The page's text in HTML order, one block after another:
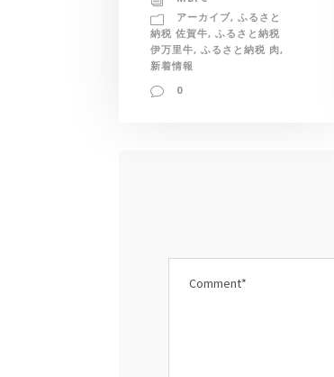
アーカイブ, ふるさと
納税 佐賀牛, ふるさと納税
伊万里牛, ふるさと納税 肉,
新着情報
0